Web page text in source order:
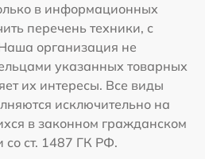
в информационных
перечень техники, с
организация не
указанных товарных
их интересы. Все виды
исключительно на
в законном гражданском
со ст. 1487 ГК РФ.